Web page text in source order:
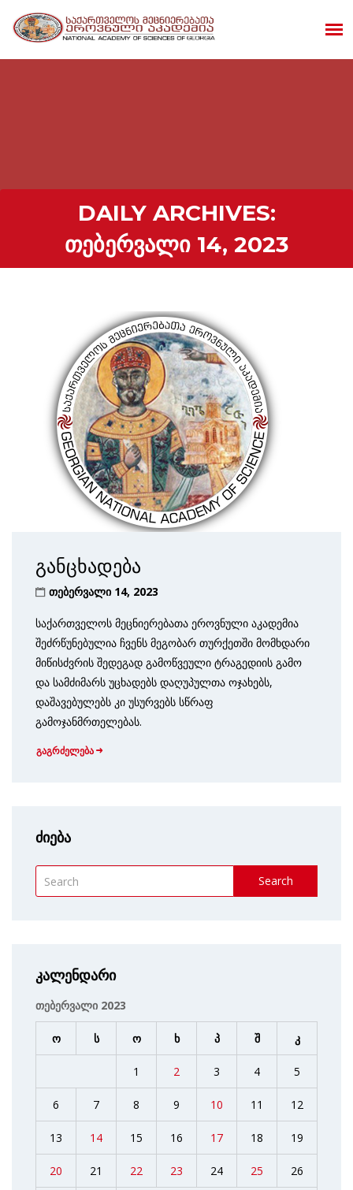
DAILY ARCHIVES:
ᲗᲔᲑᲔᲠᲕᲐᲚᲘ 14, 2023
განცხადება
თებერვალი 14, 2023
საქართველოს მეცნიერებათა ეროვნული აკადემია
შეძრწუნებულია ჩვენს მეგობარ თურქეთში მომხდარი
მიწისძვრის შედეგად გამოწვეული ტრაგედიის გამო
და სამძიმარს უცხადებს დაღუპულთა ოჯახებს,
დაშავებულებს კი უსურვებს სწრაფ
გამოჯანმრთელებას.
გაგრძელება
ძიება
Search
კალენდარი
თებერვალი 2023
ო ს ო ხ პ შ კ
1 2 3 4 5
6 7 8 9 10 11 12
13 14 15 16 17 18 19
20 21 22 23 24 25 26